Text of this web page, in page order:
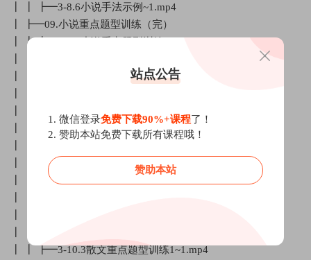
┃ ┃ ┣━3-8.6小说手法示例~1.mp4
┃ ┣━09.小说重点题型训练（完）
┃ ┃ ┣━3-9.1小说重点题型训练1~1.mp4
┃ ┃ ┣━3-9.3小说重点题型训练3~1.mp4
┃ ┃ ┣━3-9.6小说重点题型训练6~1.mp4
┃ ┃ ┣━3-9.8小说重点题型训练8~1.mp4
┃ ┃ ┣━3-9.9小说重点题型训练9~1.mp4
┃ ┃ ┣━3-10.3散文重点题型训练1~1.mp4
站点公告
1. 微信登录免费下载90%+课程了！
2. 赞助本站免费下载所有课程哦！
赞助本站